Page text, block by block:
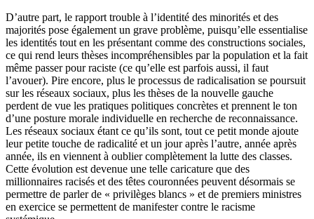
D’autre part, le rapport trouble à l’identité des minorités et des
majorités pose également un grave problème, puisqu’elle essentialise
les identités tout en les présentant comme des constructions sociales,
ce qui rend leurs thèses incompréhensibles par la population et la fait
même passer pour raciste (ce qu’elle est parfois aussi, il faut
l’avouer). Pire encore, plus le processus de radicalisation se poursuit
sur les réseaux sociaux, plus les thèses de la nouvelle gauche
perdent de vue les pratiques politiques concrètes et prennent le ton
d’une posture morale individuelle en recherche de reconnaissance.
Les réseaux sociaux étant ce qu’ils sont, tout ce petit monde ajoute
leur petite touche de radicalité et un jour après l’autre, année après
année, ils en viennent à oublier complètement la lutte des classes.
Cette évolution est devenue une telle caricature que des
millionnaires racisés et des têtes couronnées peuvent désormais se
permettre de parler de « privilèges blancs » et de premiers ministres
en exercice se permettent de manifester contre le racisme